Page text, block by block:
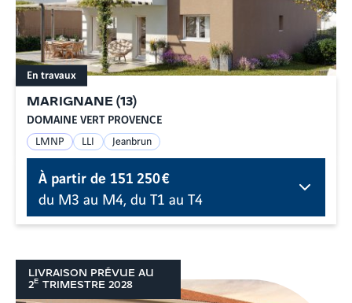
MARIGNANE (13)
DOMAINE VERT PROVENCE
En travaux
LMNP LLI Jeanbrun
À partir de151 250 €
du M3 au M4, du T1 au T4
LIVRAISON PRÉVUE AU
2E TRIMESTRE 2028